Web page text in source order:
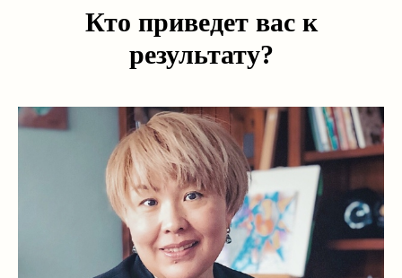
Кто приведет вас к
результату?